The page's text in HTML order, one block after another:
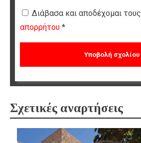
Διάβασα και αποδέχομαι τους
απορρήτου *
Σχετικές αναρτήσεις